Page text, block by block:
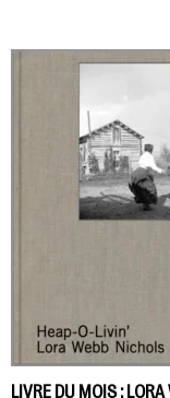
LIVRE DU MOIS :